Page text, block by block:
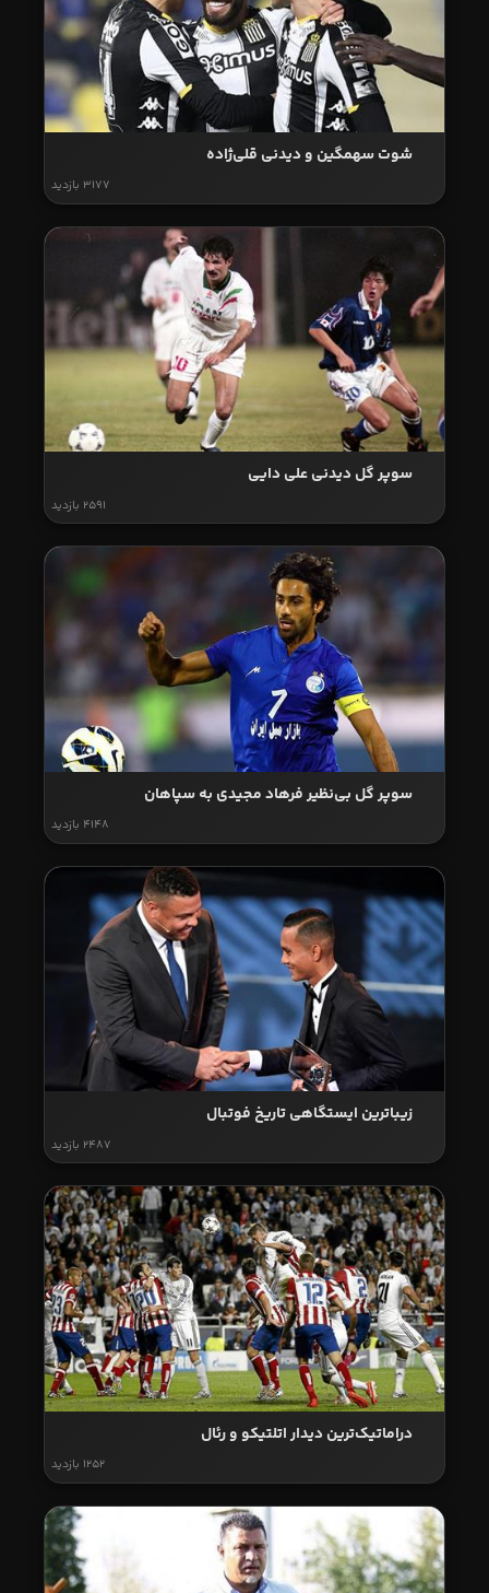
شوت سهمگین و دیدنی قلی‌ژاده
3177 بازدید
سوپر گل دیدنی علی دایی
2591 بازدید
سوپر گل بی‌نظیر فرهاد مجیدی به سپاهان
4148 بازدید
زیباترین ایستگاهی تاریخ فوتبال
2487 بازدید
دراماتیک‌ترین دیدار اتلتیکو و رئال
1252 بازدید